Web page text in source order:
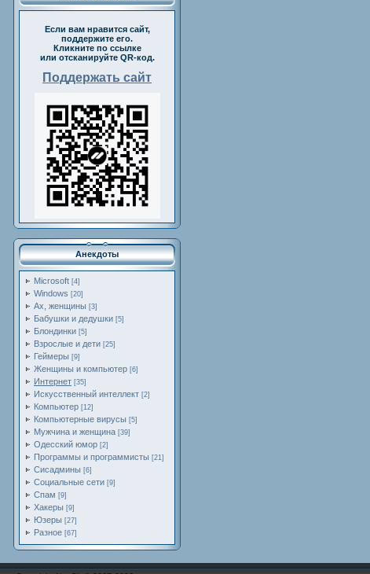
Если вам нравится сайт,
поддержите его.
Кликните по ссылке
или отсканируйте QR-код.
Поддержать сайт
Анекдоты
Microsoft [4]
Windows [20]
Ах, женщины [3]
Бабушки и дедушки [5]
Блондинки [5]
Взрослые и дети [25]
Геймеры [9]
Женщины и компьютер [6]
Интернет [35]
Искусственный интеллект [2]
Компьютер [12]
Компьютерные вирусы [5]
Мужчина и женщина [39]
Одесский юмор [2]
Программы и программисты [21]
Сисадмины [6]
Социальные сети [9]
Спам [9]
Хакеры [9]
Юзеры [27]
Разное [67]